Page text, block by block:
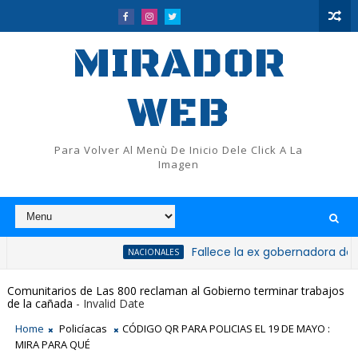
MIRADOR
WEB
Para Volver Al Menù De Inicio Dele Click A La
Imagen
Fallece la ex gobernadora de San
Comunitarios de Las 800 reclaman al Gobierno terminar trabajos
de la cañada - Invalid Date
Home Policíacas
CÓDIGO QR PARA POLICIAS EL 19 DE MAYO :
MIRA PARA QUÉ